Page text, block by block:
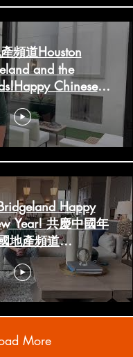
頻道Houston
and the
Chinese
Year!
Happy
Year! 共慶中國年
地產頻道
More